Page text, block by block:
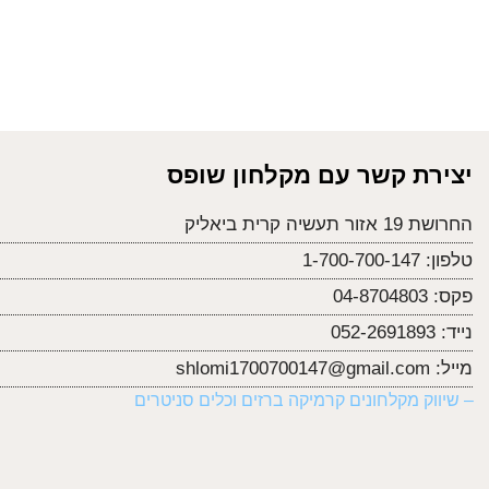
יצירת קשר עם מקלחון שופס
החרושת 19 אזור תעשיה קרית ביאליק
טלפון: 1-700-700-147
פקס: 04-8704803
נייד: 052-2691893
מייל: shlomi1700700147@gmail.com
– שיווק מקלחונים קרמיקה ברזים וכלים סניטרים